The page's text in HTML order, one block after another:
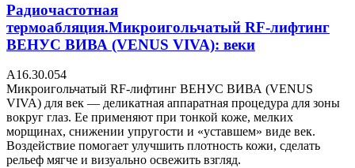
Радиочастотная
термоабляция.Микроигольчатый RF-лифтинг
ВЕНУС ВИВА (VENUS VIVA): веки
А16.30.054
Микроигольчатый RF-лифтинг ВЕНУС ВИВА (VENUS
VIVA) для век — деликатная аппаратная процедура для зоны
вокруг глаз. Ее применяют при тонкой коже, мелких
морщинах, снижении упругости и «уставшем» виде век.
Воздействие помогает улучшить плотность кожи, сделать
рельеф мягче и визуально освежить взгляд.